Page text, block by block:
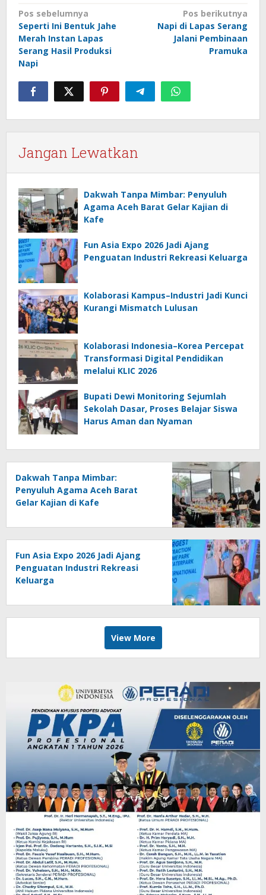
Navigasi
pos
Pos sebelumnya
Seperti Ini Bentuk Jahe
Merah Instan Lapas
Serang Hasil Produksi
Napi
Pos berikutnya
Napi di Lapas Serang
Jalani Pembinaan
Pramuka
Jangan Lewatkan
Dakwah Tanpa Mimbar: Penyuluh
Agama Aceh Barat Gelar Kajian di
Kafe
Fun Asia Expo 2026 Jadi Ajang
Penguatan Industri Rekreasi Keluarga
Kolaborasi Kampus–Industri Jadi Kunci
Kurangi Mismatch Lulusan
Kolaborasi Indonesia–Korea Percepat
Transformasi Digital Pendidikan
melalui KLIC 2026
Bupati Dewi Monitoring Sejumlah
Sekolah Dasar, Proses Belajar Siswa
Harus Aman dan Nyaman
Dakwah Tanpa Mimbar:
Penyuluh Agama Aceh Barat
Gelar Kajian di Kafe
Fun Asia Expo 2026 Jadi Ajang
Penguatan Industri Rekreasi
Keluarga
View More